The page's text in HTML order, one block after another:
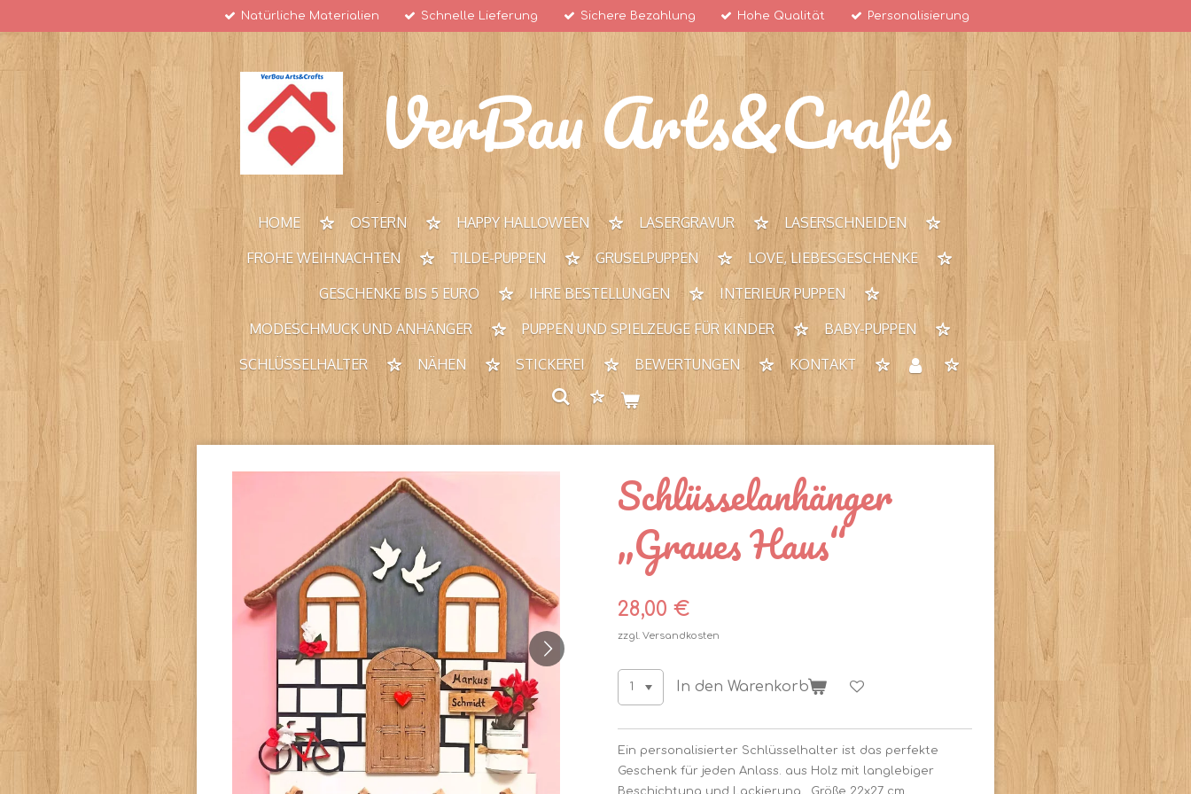
Hauptinhalt
Natürliche Materialien Schnelle Lieferung Sichere Bezahlung Hohe Qualität Personalisierung
VerBau Arts&Crafts
HOME OSTERN HAPPY HALLOWEEN LASERGRAVUR
LASERSCHNEIDEN
FROHE WEIHNACHTEN
TILDE-PUPPEN GRUSELPUPPEN
LOVE, LIEBESGESCHENKE
GESCHENKE BIS 5 EURO
IHRE BESTELLUNGEN
INTERIEUR PUPPEN
MODESCHMUCK UND ANHÄNGER
PUPPEN UND SPIELZEUGE FÜR KINDER
BABY-PUPPEN
SCHLÜSSELHALTER
NÄHEN STICKEREI BEWERTUNGEN KONTAKT
Schlüsselanhänger
„Graues Haus“
28,00 €
zzgl. Versandkosten
In den Warenkorb
Ein personalisierter Schlüsselhalter ist das perfekte
Geschenk für jeden Anlass. aus Holz mit langlebiger
Beschichtung und Lackierung. Größe 22x27 cm.